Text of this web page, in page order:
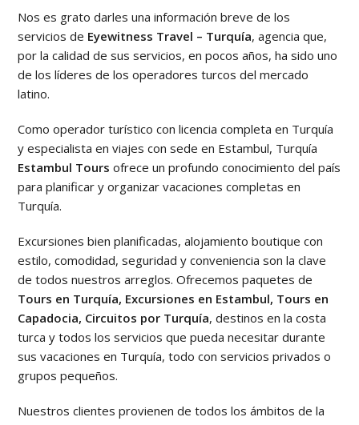
Nos es grato darles una información breve de los
servicios de Eyewitness Travel – Turquía, agencia que,
por la calidad de sus servicios, en pocos años, ha sido uno
de los líderes de los operadores turcos del mercado
latino.
Como operador turístico con licencia completa en Turquía
y especialista en viajes con sede en Estambul, Turquía
Estambul Tours ofrece un profundo conocimiento del país
para planificar y organizar vacaciones completas en
Turquía.
Excursiones bien planificadas, alojamiento boutique con
estilo, comodidad, seguridad y conveniencia son la clave
de todos nuestros arreglos. Ofrecemos paquetes de
Tours en Turquía, Excursiones en Estambul, Tours en
Capadocia, Circuitos por Turquía, destinos en la costa
turca y todos los servicios que pueda necesitar durante
sus vacaciones en Turquía, todo con servicios privados o
grupos pequeños.
Nuestros clientes provienen de todos los ámbitos de la